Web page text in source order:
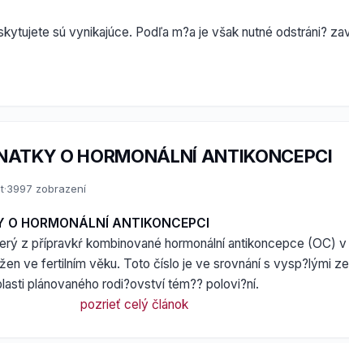
sú vynikajúce. Podľa m?a je však nutné odstráni?
O HORMONÁLNÍ ANTIKONCEPCI
·3997 zobrazení
O HORMONÁLNÍ ANTIKONCEPCI
z přípravkŕ kombinované hormonální antikoncepce (OC)
ve fertilním věku. Toto číslo je ve srovnání s vysp?lými
plánovaného rodi?ovství tém?? polovi?ní.
pozrieť celý článok